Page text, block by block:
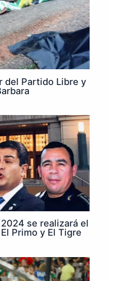
del Partido Libre y
se realizará el
Primo y El Tigre